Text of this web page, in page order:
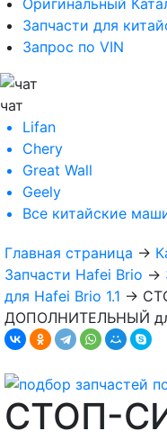
Запчасти для
Запрос по VIN
чат
Lifan
Chery
Great Wall
Geely
Все китайские
Главная страница →
Запчасти Hafei Brio →
для Hafei Brio 1.1 →
ДОПОЛНИТЕЛЬНЫЙ
СТОП-